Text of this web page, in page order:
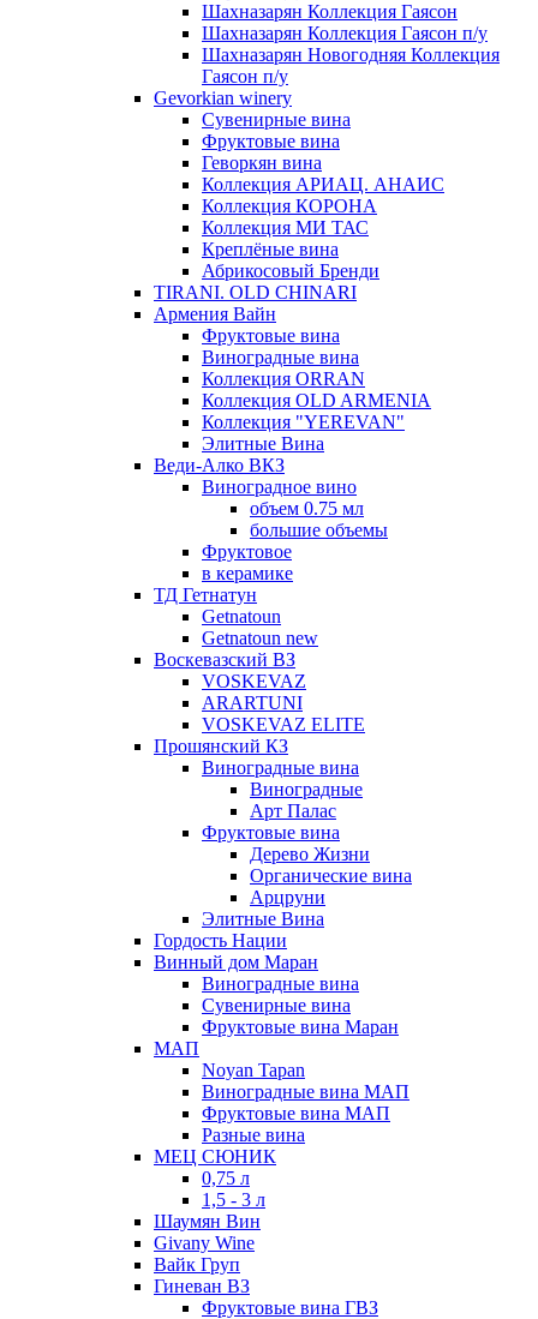
Шахназарян Коллекция Гаясон
Шахназарян Коллекция Гаясон п/у
Шахназарян Новогодняя Коллекция
Гаясон п/у
Gevorkian winery
Сувенирные вина
Фруктовые вина
Геворкян вина
Коллекция АРИАЦ. АНАИС
Коллекция КОРОНА
Коллекция МИ ТАС
Креплёные вина
Абрикосовый Бренди
TIRANI. OLD CHINARI
Армения Вайн
Фруктовые вина
Виноградные вина
Коллекция ORRAN
Коллекция OLD ARMENIA
Коллекция "YEREVAN"
Элитные Вина
Веди-Алко ВКЗ
Виноградное вино
объем 0.75 мл
большие объемы
Фруктовое
в керамике
ТД Гетнатун
Getnatoun
Getnatoun new
Воскевазский ВЗ
VOSKEVAZ
ARARTUNI
VOSKEVAZ ELITE
Прошянский КЗ
Виноградные вина
Виноградные
Арт Палас
Фруктовые вина
Дерево Жизни
Органические вина
Арцруни
Элитные Вина
Гордость Нации
Винный дом Маран
Виноградные вина
Сувенирные вина
Фруктовые вина Маран
МАП
Noyan Tapan
Виноградные вина МАП
Фруктовые вина МАП
Разные вина
МЕЦ СЮНИК
0,75 л
1,5 - 3 л
Шаумян Вин
Givany Wine
Вайк Груп
Гиневан ВЗ
Фруктовые вина ГВЗ